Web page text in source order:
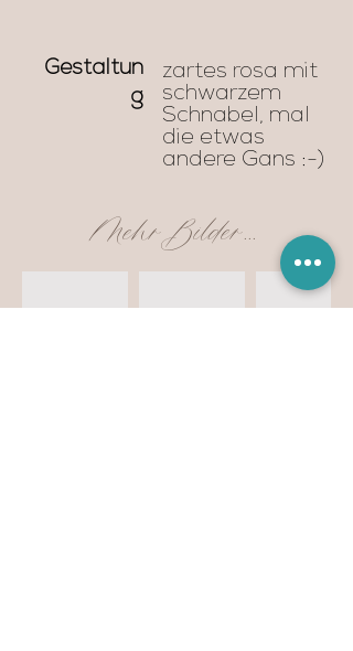
Gestaltun
g
zartes rosa mit
schwarzem
Schnabel, mal
die etwas
andere Gans :-)
Mehr Bilder...